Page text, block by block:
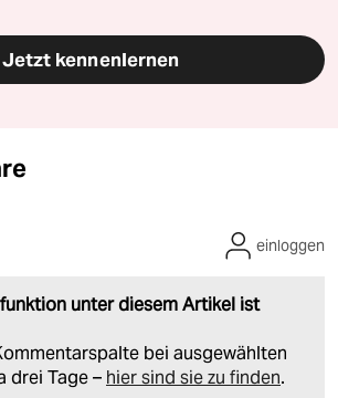
Jetzt kennenlernen
unter diesem Artikel ist
bei ausgewählten
drei Tage – hier sind sie zu finden.
einloggen